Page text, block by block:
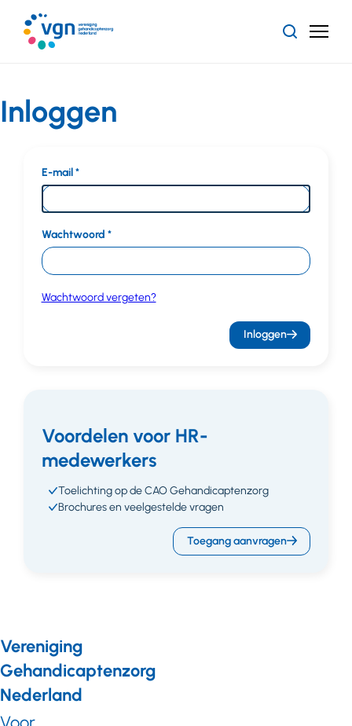
naar
hoofdinhoud
ZoekenMenu
Inloggen
E-mail
Wachtwoord
Wachtwoord vergeten?
Inloggen
Voordelen voor HR-
medewerkers
Toelichting op de CAO Gehandicaptenzorg
Brochures en veelgestelde vragen
Toegang aanvragen
Vereniging
Gehandicaptenzorg
Nederland